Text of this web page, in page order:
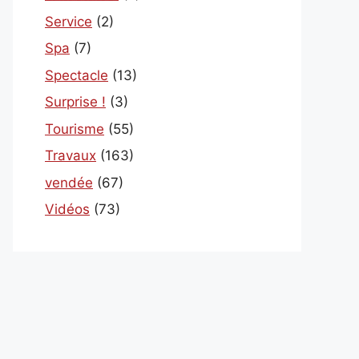
Service (2)
Spa (7)
Spectacle (13)
Surprise ! (3)
Tourisme (55)
Travaux (163)
vendée (67)
Vidéos (73)